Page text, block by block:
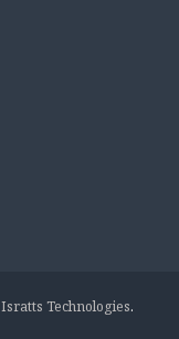
Isratts Technologies.